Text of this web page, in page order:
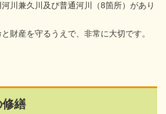
川兼久川及び普通河川（8箇所）があり
財産を守るうえで、非常に大切です。
繕